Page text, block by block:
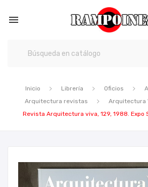

Inicio Librería Oficios
Arquitectura revistas
Arquitectura
Revista Arquitectura viva, 129, 1988. Expo